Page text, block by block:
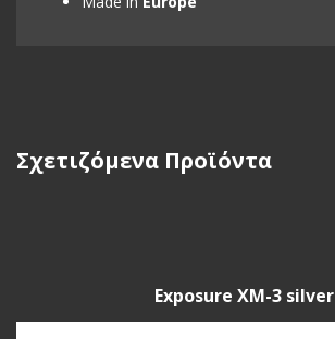
Σχετιζόμενα Προϊόντα
Exposure XM-3 silver